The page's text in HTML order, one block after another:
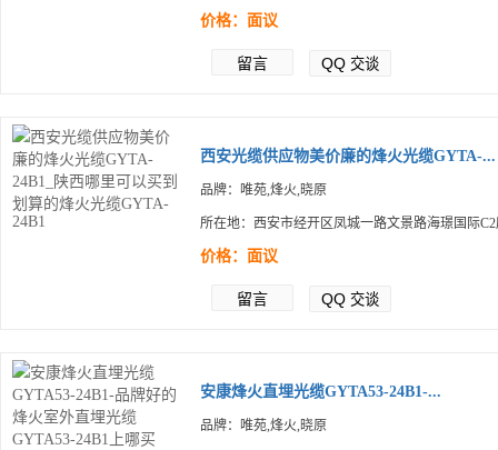
价格：面议
留言 QQ 交谈
西安光缆供应物美价廉的烽火光缆GYTA-...
品牌：唯苑,烽火,晓原
所在地：西安市经开区凤城一路文景路海璟国际
价格：面议
留言 QQ 交谈
安康烽火直埋光缆GYTA53-24B1-...
品牌：唯苑,烽火,晓原